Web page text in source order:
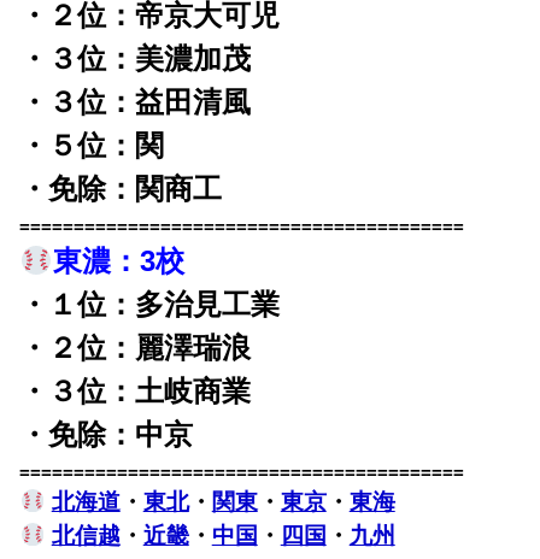
・２位：帝京大可児
・３位：美濃加茂
・３位：益田清風
・５位：関
・免除：関商工
=========================================
東濃：3校
・１位：多治見工業
・２位：麗澤瑞浪
・３位：土岐商業
・免除：中京
=========================================
北海道・ 東北・ 関東・ 東京・ 東海
北信越・ 近畿・ 中国 ・ 四国 ・ 九州